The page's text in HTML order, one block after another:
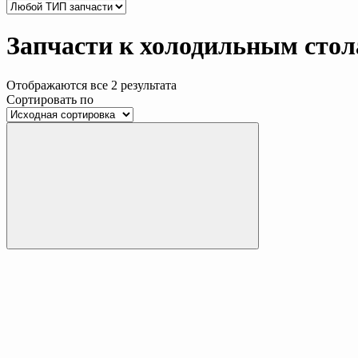
Запчасти к холодильным
Отображаются все 2 результата
Сортировать по